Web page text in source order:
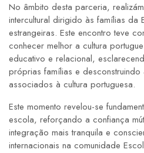
No âmbito desta parceria,
intercultural dirigido às famílias da
estrangeiras. Este encontro teve
conhecer melhor a cultura
educativo e relacional,
próprias famílias e desconstruindo
associados à cultura portuguesa.
Este momento revelou-se
escola, reforçando a confiança
integração mais tranquila e
internacionais na comunidade